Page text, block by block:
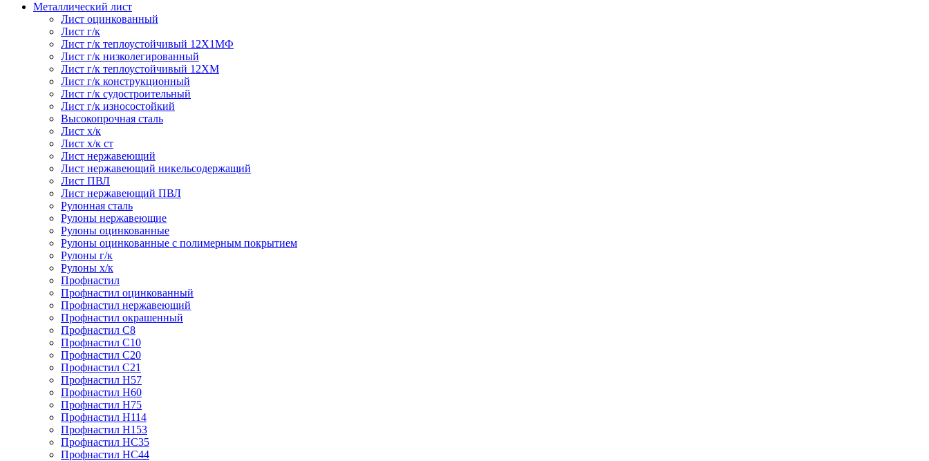
Металлический лист
Лист оцинкованный
Лист г/к
Лист г/к теплоустойчивый 12Х1МФ
Лист г/к низколегированный
Лист г/к теплоустойчивый 12ХМ
Лист г/к конструкционный
Лист г/к судостроительный
Лист г/к износостойкий
Высокопрочная сталь
Лист х/к
Лист х/к ст
Лист нержавеющий
Лист нержавеющий никельсодержащий
Лист ПВЛ
Лист нержавеющий ПВЛ
Рулонная сталь
Рулоны нержавеющие
Рулоны оцинкованные
Рулоны оцинкованные с полимерным покрытием
Рулоны г/к
Рулоны х/к
Профнастил
Профнастил оцинкованный
Профнастил нержавеющий
Профнастил окрашенный
Профнастил С8
Профнастил С10
Профнастил С20
Профнастил С21
Профнастил Н57
Профнастил Н60
Профнастил Н75
Профнастил Н114
Профнастил Н153
Профнастил НС35
Профнастил НС44